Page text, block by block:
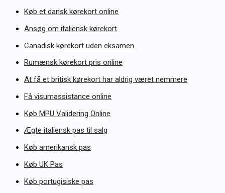
Køb et dansk kørekort online
Ansøg om italiensk kørekort
Canadisk kørekort uden eksamen
Rumænsk kørekort pris online
At få et britisk kørekort har aldrig været nemmere
Få visumassistance online
Køb MPU Validering Online
Ægte italiensk pas til salg
Køb amerikansk pas
Køb UK Pas
Køb portugisiske pas